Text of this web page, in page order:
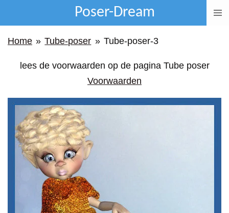
direct
naar
Poser-Dream
Home » Tube-poser » Tube-poser-3
lees de voorwaarden op de pagina Tube poser
Voorwaarden